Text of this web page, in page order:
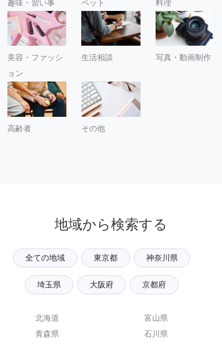
趣味・習い事 ペット 料理
美容・ファッシ
ョン
生活相談 写真・動画制作
高齢者 その他
地域から検索する
全ての地域 東京都 神奈川県
埼玉県 大阪府 京都府
北海道
青森県
富山県
石川県